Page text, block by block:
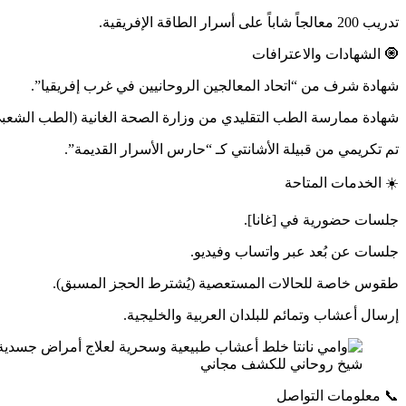
تدريب 200 معالجاً شاباً على أسرار الطاقة الإفريقية.
🧿 الشهادات والاعترافات
شهادة شرف من “اتحاد المعالجين الروحانيين في غرب إفريقيا”.
شهادة ممارسة الطب التقليدي من وزارة الصحة الغانية (الطب
تم تكريمي من قبيلة الأشانتي كـ “حارس الأسرار القديمة”.
☀️ الخدمات المتاحة
جلسات حضورية في [غانا].
جلسات عن بُعد عبر واتساب وفيديو.
طقوس خاصة للحالات المستعصية (يُشترط الحجز المسبق).
إرسال أعشاب وتمائم للبلدان العربية والخليجية.
شيخ روحاني للكشف مجاني
📞 معلومات التواصل